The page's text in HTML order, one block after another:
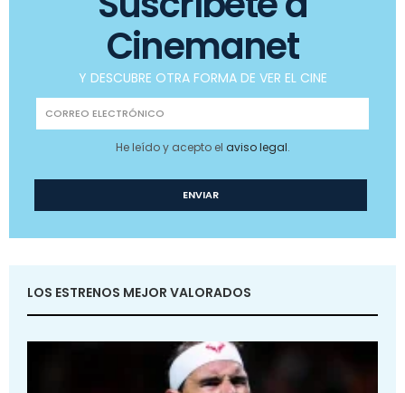
Cinemanet
Y DESCUBRE OTRA FORMA DE VER EL CINE
He leído y acepto el aviso legal.
LOS ESTRENOS MEJOR VALORADOS